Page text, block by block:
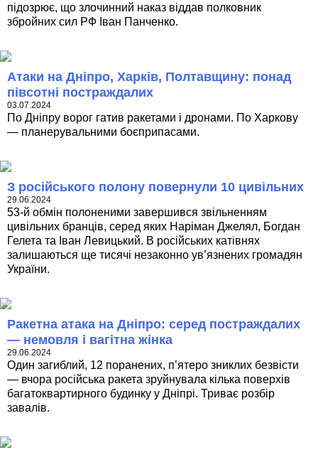
підозрює, що злочинний наказ віддав полковник
збройних сил РФ Іван Панченко.
Атаки на Дніпро, Харків, Полтавщину: понад
півсотні постраждалих
03.07.2024
По Дніпру ворог гатив ракетами і дронами. По Харкову
— планерувальними боєприпасами.
З російського полону повернули 10 цивільних
29.06.2024
53-й обмін полоненими завершився звільненням
цивільних бранців, серед яких Наріман Джелял, Богдан
Гелета та Іван Левицький. В російських катівнях
залишаються ще тисячі незаконно ув’язнених громадян
України.
Ракетна атака на Дніпро: серед постраждалих
— немовля і вагітна жінка
29.06.2024
Один загиблий, 12 поранених, п’ятеро зниклих безвісти
— вчора російська ракета зруйнувала кілька поверхів
багатоквартирного будинку у Дніпрі. Триває розбір
завалів.